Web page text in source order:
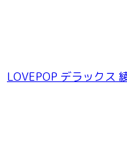
LOVEPOP デラックス